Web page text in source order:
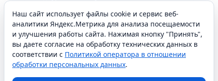
+7 (3412) 37-96-26
secretary@iro18.ru
Схема проезда
СОЦИАЛЬНЫЕ СЕТИ
Наш сайт использует файлы cookie и сервис веб-
аналитики Яндекс.Метрика для анализа посещаемости
и улучшения работы сайта. Нажимая кнопку "Принять",
вы даете согласие на обработку технических данных в
соответствии с Политикой оператора в отношении
обработки персональных данных.